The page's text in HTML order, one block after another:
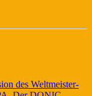
des Weltmeister-